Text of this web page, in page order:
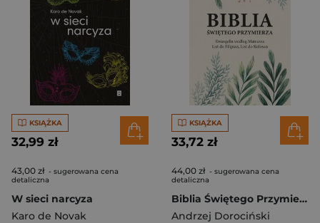
KSIĄŻKA
32,99 zł
43,00 zł - sugerowana cena
detaliczna
W sieci narcyza
Karo de Novak
KSIĄŻKA
33,72 zł
44,00 zł - sugerowana cena
detaliczna
Biblia Świętego Przymierza. Ewangelia według Mateusza, List do Filipian, List do Kolosan
Andrzej Dorociński